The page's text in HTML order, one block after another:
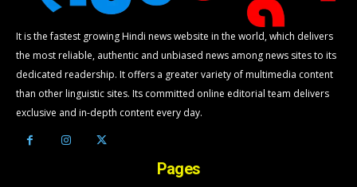
It is the fastest growing Hindi news website in the world, which delivers
the most reliable, authentic and unbiased news among news sites to its
dedicated readership. It offers a greater variety of multimedia content
than other linguistic sites. Its committed online editorial team delivers
exclusive and in-depth content every day.
Pages